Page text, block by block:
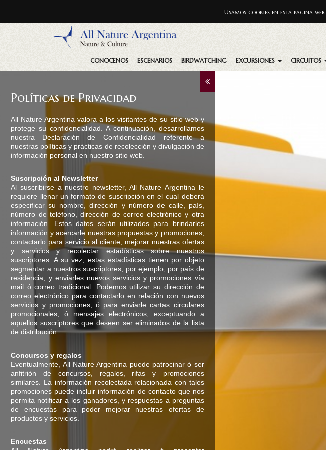
Usamos cookies en esta pagina web.
CONOCENOS ESCENARIOS BIRDWATCHING EXCURSIONES CIRCUITOS
Políticas de Privacidad
All Nature Argentina valora a los visitantes de su sitio web y
protege su confidencialidad. A continuación, desarrollamos
nuestra Declaración de Confidencialidad referente a
nuestras políticas y prácticas de recolección y divulgación de
información personal en nuestro sitio web.
Suscripción al Newsletter
Al suscribirse a nuestro newsletter, All Nature Argentina le
requiere llenar un formato de suscripción en el cual deberá
especificar su nombre, dirección y número de calle, país,
número de teléfono, dirección de correo electrónico y otra
información. Estos datos serán utilizados para brindarles
información y acercarle nuestras propuestas y promociones,
contactarlo para servicio al cliente, mejorar nuestras ofertas
y servicios y recolectar estadísticas sobre nuestros
suscriptores. A su vez, estas estadísticas tienen por objeto
segmentar a nuestros suscriptores, por ejemplo, por país de
residencia, y enviarles nuevos servicios y promociones vía
mail ó correo tradicional. Podemos utilizar su dirección de
correo electrónico para contactarlo en relación con nuevos
servicios y promociones, ó para enviarle cartas circulares
promocionales, ó mensajes electrónicos, exceptuando a
aquellos suscriptores que deseen ser eliminados de la lista
de distribución.
Concursos y regalos
Eventualmente, All Nature Argentina puede patrocinar ó ser
anfitrión de concursos, regalos, rifas y promociones
similares. La información recolectada relacionada con tales
promociones puede incluir información de contacto que nos
permita notificar a los ganadores, y respuestas a preguntas
de encuestas para poder mejorar nuestras ofertas de
productos y servicios.
Encuestas